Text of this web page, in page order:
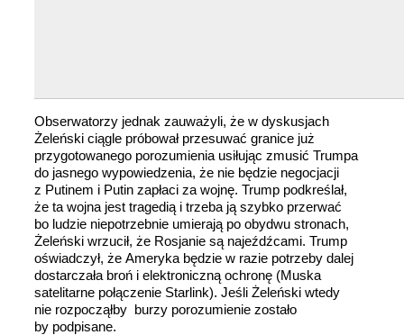
Obserwatorzy jednak zauważyli, że w dyskusjach
Żeleński ciągle próbował przesuwać granice już
przygotowanego porozumienia usiłując zmusić Trumpa
do jasnego wypowiedzenia, że nie będzie negocjacji
z Putinem i Putin zapłaci za wojnę. Trump podkreślał,
że ta wojna jest tragedią i trzeba ją szybko przerwać
bo ludzie niepotrzebnie umierają po obydwu stronach,
Żeleński wrzucił, że Rosjanie są najeźdźcami. Trump
oświadczył, że Ameryka będzie w razie potrzeby dalej
dostarczała broń i elektroniczną ochronę (Muska
satelitarne połączenie Starlink). Jeśli Żeleński wtedy
nie rozpocząłby burzy porozumienie zostało
by podpisane.